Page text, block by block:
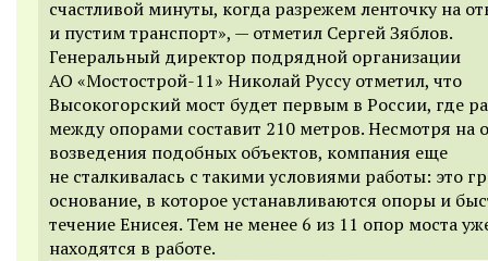
счастливой минуты, когда разрежем ленточку на
и пустим транспорт», — отметил Сергей Зяблов.
Генеральный директор подрядной организации
АО «Мостострой-11» Николай Руссу отметил, что
Высокогорский мост будет первым в России, где
между опорами составит 210 метров. Несмотря на
возведения подобных объектов, компания еще
не сталкивалась с такими условиями работы: это
основание, в которое устанавливаются опоры и
течение Енисея. Тем не менее 6 из 11 опор моста
находятся в работе.